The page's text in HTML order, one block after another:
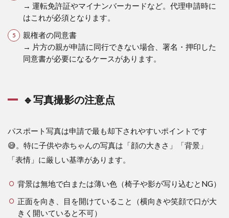
→ 運転免許証やマイナンバーカードなど。代理申請時に
はこれが必須となります。
親権者の同意書
→ 片方の親が申請に同行できない場合、署名・押印した
同意書が必要になるケースがあります。
🔹写真撮影の注意点
パスポート写真は申請で最も却下されやすいポイントです
😅。特に子供や赤ちゃんの写真は「顔の大きさ」「背景」
「表情」に厳しい基準があります。
背景は無地で白または薄い色（椅子や影が写り込むとNG）
正面を向き、目を開けていること（横向きや笑顔で口が大
きく開いていると不可）